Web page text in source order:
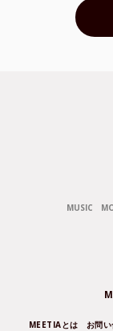
MUSIC
MEETIAとは お問